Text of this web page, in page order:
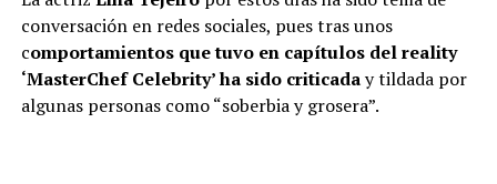
capitulaciones?”, preguntó
West.
conversación en redes sociales, pues tras unos
comportamientos que tuvo en capítulos del reality
‘MasterChef Celebrity’ ha sido criticaday tildada por
algunas personas como “soberbia y grosera”.